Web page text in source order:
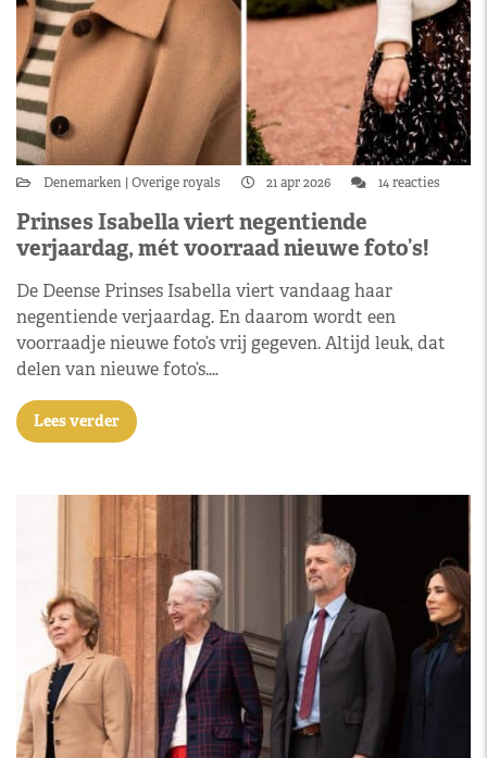
Denemarken Overige royals 21 apr 2026 14 reacties
Prinses Isabella viert negentiende
verjaardag, mét voorraad nieuwe foto’s!
De Deense Prinses Isabella viert vandaag haar
negentiende verjaardag. En daarom wordt een
voorraadje nieuwe foto’s vrij gegeven. Altijd leuk, dat
delen van nieuwe foto’s.…
Lees verder